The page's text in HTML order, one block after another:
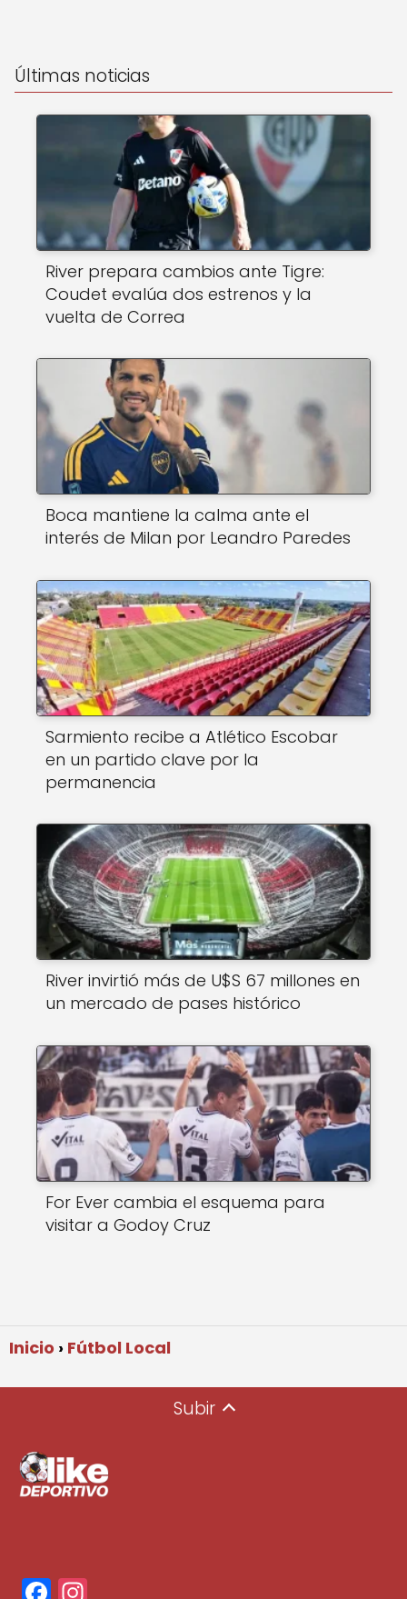
Últimas noticias
River prepara cambios ante Tigre:
Coudet evalúa dos estrenos y la
vuelta de Correa
Boca mantiene la calma ante el
interés de Milan por Leandro Paredes
Sarmiento recibe a Atlético Escobar
en un partido clave por la
permanencia
River invirtió más de U$S 67 millones en
un mercado de pases histórico
For Ever cambia el esquema para
visitar a Godoy Cruz
Inicio Fútbol Local
Subir